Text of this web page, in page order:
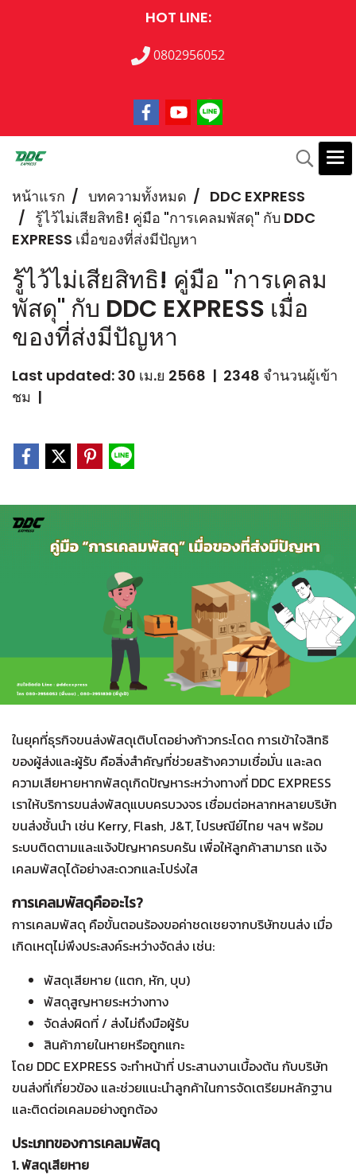
HOT LINE:
0802956052
หน้าแรก บทความทั้งหมด
DDC EXPRESS
รู้ไว้ไม่เสียสิทธิ! คู่มือ "การเคลมพัสดุ" กับ DDC
EXPRESS เมื่อของที่ส่งมีปัญหา
รู้ไว้ไม่เสียสิทธิ! คู่มือ "การเคลม
พัสดุ" กับ DDC EXPRESS เมื่อ
ของที่ส่งมีปัญหา
Last updated: 30 เม.ย 2568 | 2348 จำนวนผู้เข้า
ชม |
ในยุคที่ธุรกิจขนส่งพัสดุเติบโตอย่างก้าวกระโดด การเข้าใจสิทธิ
ของผู้ส่งและผู้รับ คือสิ่งสำคัญที่ช่วยสร้างความเชื่อมั่น และลด
ความเสียหายหากพัสดุเกิดปัญหาระหว่างทางที่ DDC EXPRESS
เราให้บริการขนส่งพัสดุแบบครบวงจร เชื่อมต่อหลากหลายบริษัท
ขนส่งชั้นนำ เช่น Kerry, Flash, J&T, ไปรษณีย์ไทย ฯลฯ พร้อม
ระบบติดตามและแจ้งปัญหาครบครัน เพื่อให้ลูกค้าสามารถ แจ้ง
เคลมพัสดุได้อย่างสะดวกและโปร่งใส
การเคลมพัสดุคืออะไร?
การเคลมพัสดุ คือขั้นตอนร้องขอค่าชดเชยจากบริษัทขนส่ง เมื่อ
เกิดเหตุไม่พึงประสงค์ระหว่างจัดส่ง เช่น:
พัสดุเสียหาย (แตก, หัก, บุบ)
พัสดุสูญหายระหว่างทาง
จัดส่งผิดที่ / ส่งไม่ถึงมือผู้รับ
สินค้าภายในหายหรือถูกแกะ
โดย DDC EXPRESS จะทำหน้าที่ ประสานงานเบื้องต้น กับบริษัท
ขนส่งที่เกี่ยวข้อง และช่วยแนะนำลูกค้าในการจัดเตรียมหลักฐาน
และติดต่อเคลมอย่างถูกต้อง
ประเภทของการเคลมพัสดุ
1. พัสดุเสียหาย